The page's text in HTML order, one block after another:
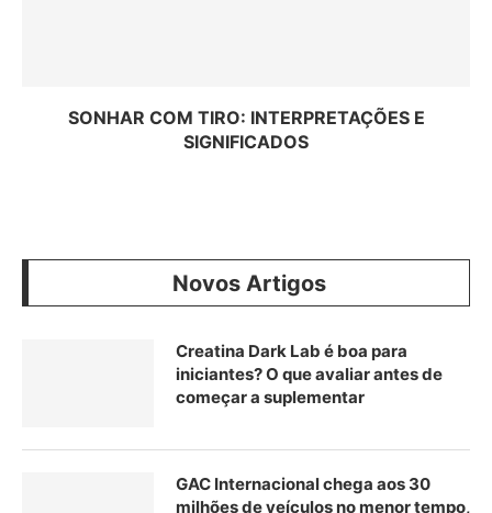
SONHAR COM TIRO: INTERPRETAÇÕES E
SIGNIFICADOS
Novos Artigos
Creatina Dark Lab é boa para
iniciantes? O que avaliar antes de
começar a suplementar
GAC Internacional chega aos 30
milhões de veículos no menor tempo,